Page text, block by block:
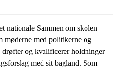
nationale Sammen om skolen
møderne med politikerne og
drøfter og kvalificerer holdninger
med sit bagland. Som